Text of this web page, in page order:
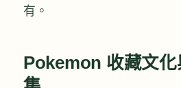
有。
Pokemon 收藏文